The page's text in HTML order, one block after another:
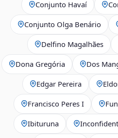
Conjunto Havaí
Conjunto Olga Benário
Delfino Magalhães
Dona Gregória Dos
Edgar Pereira
Francisco Peres I
Ibituruna